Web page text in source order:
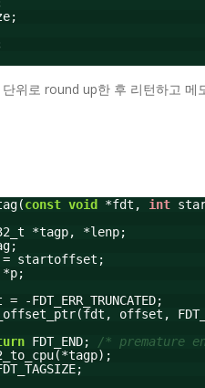
위로 round up한 후 리턴하고 메
const void *fdt, int
*tagp, *lenp;
startoffset;
*p;
FDT_ERR_TRUNCATED;
offset,
FDT_END; /* premature